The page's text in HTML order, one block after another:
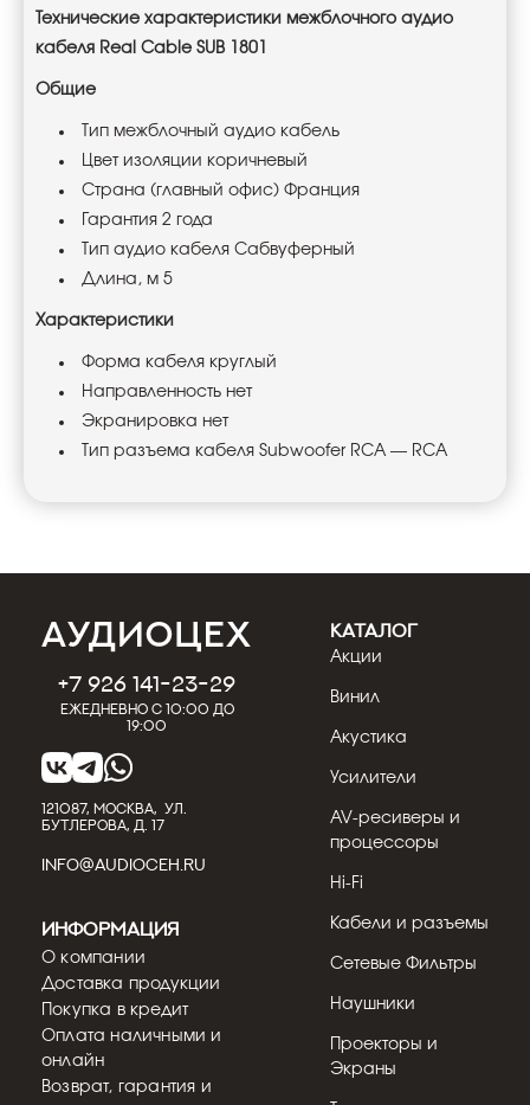
Технические характеристики межблочного аудио
кабеля Real Cable SUB 1801
Общие
Тип межблочный аудио кабель
Цвет изоляции коричневый
Страна (главный офис) Франция
Гарантия 2 года
Тип аудио кабеля Сабвуферный
Длина, м 5
Характеристики
Форма кабеля круглый
Направленность нет
Экранировка нет
Тип разъема кабеля Subwoofer RCA — RCA
+7 926 141-23-29
Ежедневно с 10:00 до
19:00
121087, МОСКВА, УЛ.
БУТЛЕРОВА, Д. 17
INFO@AUDIOCEH.RU
КАТАЛОГ
Акции
Винил
Акустика
Усилители
AV-ресиверы и
процессоры
Hi-Fi
Кабели и разъемы
Сетевые Фильтры
Наушники
Проекторы и
Экраны
Информация
О компании
Доставка продукции
Покупка в кредит
Оплата наличными и
онлайн
Возврат, гарантия и